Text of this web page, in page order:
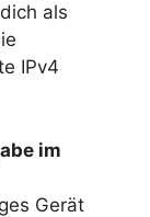
als
IPv4
im
Gerät